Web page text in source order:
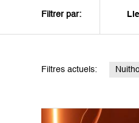
Filtrer par:
Filtres actuels: